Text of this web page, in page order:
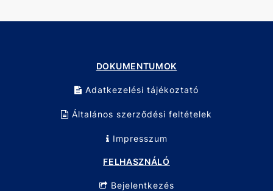
Hatlapfejű csavarok precíziós szerelése.
Felület: Matt krómozott
Mérettartomány: 1,5–10 mm
Készlet tartalma: 9 db imbuszkulcs
Kiszerelés: dupla bliszterkártya
DOKUMENTUMOK
Adatkezelési tájékoztató
Általános szerződési feltételek
Impresszum
FELHASZNÁLÓ
Bejelentkezés